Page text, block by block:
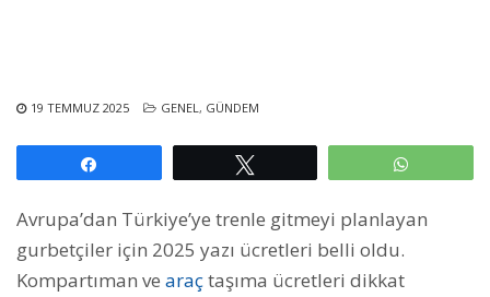
19 TEMMUZ 2025 GENEL, GÜNDEM
Avrupa’dan Türkiye’ye trenle gitmeyi planlayan
gurbetçiler için 2025 yazı ücretleri belli oldu.
Kompartıman ve araçtaşıma ücretleri dikkat